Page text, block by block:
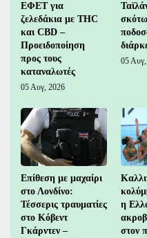
ΕΦΕΤ για
ζελεδάκια με THC
και CBD –
Προειδοποίηση
προς τους
καταναλωτές
05 Αυγ, 2026
05
Επίθεση με μαχαίρι
στο Λονδίνο:
Τέσσερις τραυματίες
στο Κόβεντ
Γκάρντεν –
η
στον